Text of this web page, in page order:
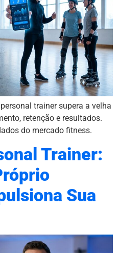
trainer supera a velha
retenção e resultados.
do mercado fitness.
Trainer:
Sua